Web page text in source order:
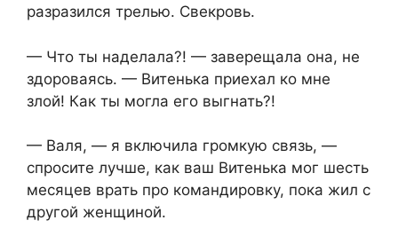
разразился трелью. Свекровь.
— Что ты наделала?! — заверещала она, не
здороваясь. — Витенька приехал ко мне
злой! Как ты могла его выгнать?!
— Валя, — я включила громкую связь, —
спросите лучше, как ваш Витенька мог шесть
месяцев врать про командировку, пока жил с
другой женщиной.